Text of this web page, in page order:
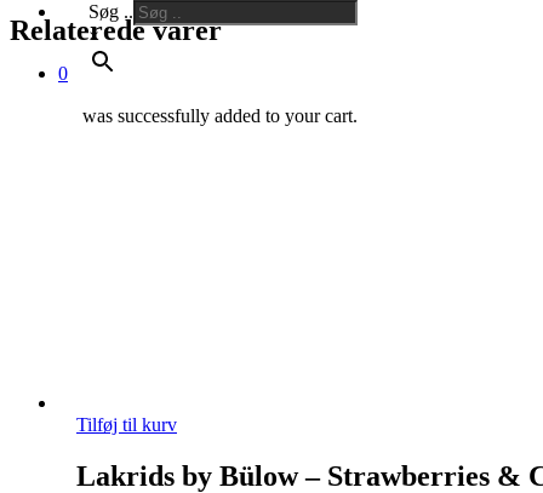
Søg ..
×
0
was successfully added to your cart.
Relaterede varer
Tilføj til kurv
Lakrids by Bülow – Strawberries &